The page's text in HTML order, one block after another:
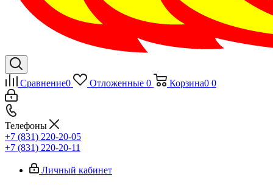
Сравнение0 Отложенные 0 Корзина0 0
Телефоны
+7 (831) 220-20-05
+7 (831) 220-20-11
Личный кабинет